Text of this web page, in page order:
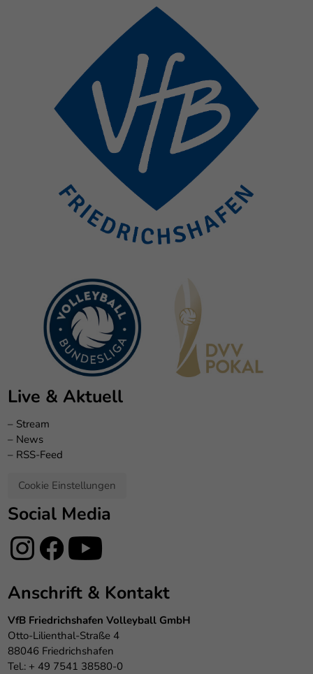
Live & Aktuell
– Stream
– News
– RSS-Feed
Cookie Einstellungen
Social Media
Anschrift & Kontakt
VfB Friedrichshafen Volleyball GmbH
Otto-Lilienthal-Straße 4
88046 Friedrichshafen
Tel.: + 49 7541 38580-0